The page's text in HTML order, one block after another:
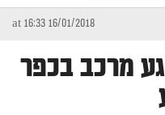
16/01/2018 at 16:33
מרכב בכפר